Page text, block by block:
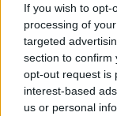
If you wish to
processing of
targeted
section to confirm
opt-out request is
interest-based
us or personal
Ρόδο το
Αυξημένο
προγραμματίζει
βρετανικά
Μάντσεστερ. Με